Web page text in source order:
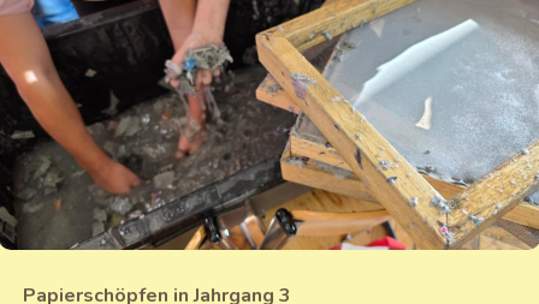
Papierschöpfen in Jahrgang 3